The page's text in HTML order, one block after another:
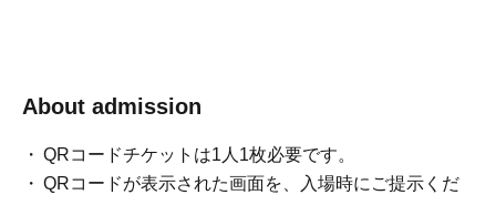
About admission
QRコードチケットは1人1枚必要です。
QRコードが表示された画面を、入場時にご提示くだ